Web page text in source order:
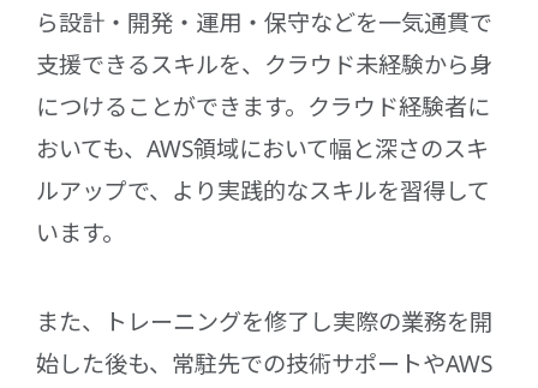
ら設計・開発・運用・保守などを一気通貫で
支援できるスキルを、クラウド未経験から身
につけることができます。クラウド経験者に
おいても、AWS領域において幅と深さのスキ
ルアップで、より実践的なスキルを習得して
います。
また、トレーニングを修了し実際の業務を開
始した後も、常駐先での技術サポートやAWS